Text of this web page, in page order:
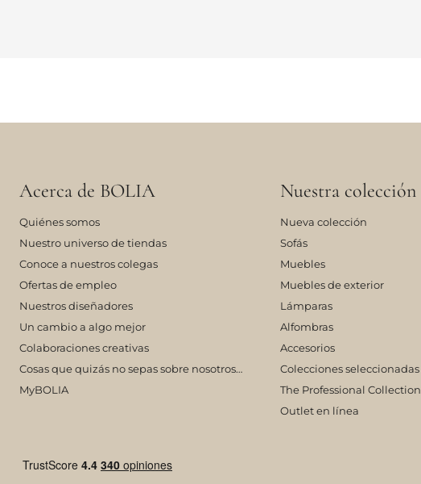
Acerca de BOLIA
Quiénes somos
Nuestro universo de tiendas
Conoce a nuestros colegas
Ofertas de empleo
Nuestros diseñadores
Un cambio a algo mejor
Colaboraciones creativas
Cosas que quizás no sepas sobre nosotros…
MyBOLIA
Nuestra colección
Nueva colección
Sofás
Muebles
Muebles de exterior
Lámparas
Alfombras
Accesorios
Colecciones seleccionadas
The Professional Collection
Outlet en línea